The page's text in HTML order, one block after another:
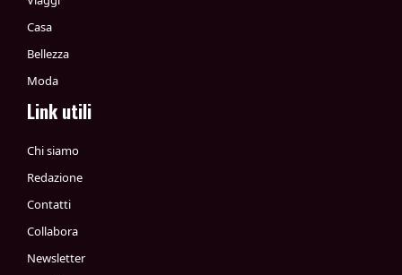
Casa
Bellezza
Moda
Link utili
Chi siamo
Redazione
Contatti
Collabora
Newsletter